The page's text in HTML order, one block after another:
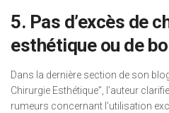
5. Pas d’excès de
esthétique ou de
Dans la dernière section de son
Chirurgie Esthétique”, l’auteur
rumeurs concernant l’utilisation